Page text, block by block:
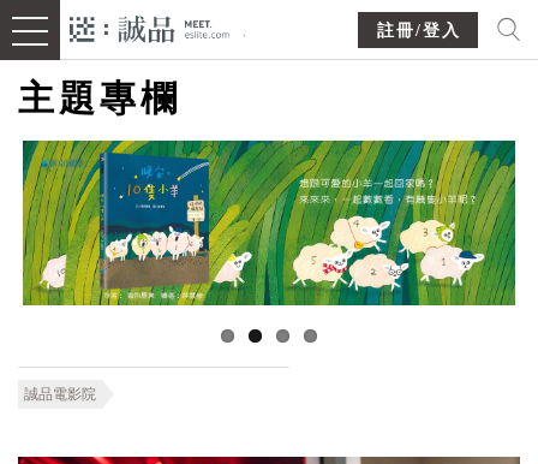
註冊/登入
主題專欄
誠品電影院